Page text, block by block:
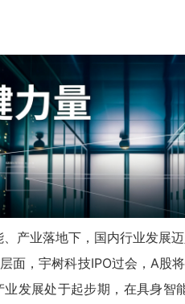
产业落地下，国内行业发
，宇树科技IPO过会，A股
发展处于起步期，在具身